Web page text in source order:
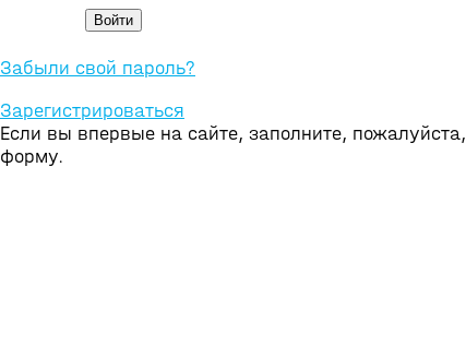
Забыли свой пароль?
Зарегистрироваться
Если вы впервые на сайте, заполните,
форму.